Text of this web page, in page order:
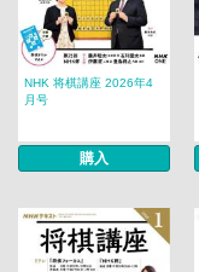
NHK 将棋講座 2026年4
月号
購入